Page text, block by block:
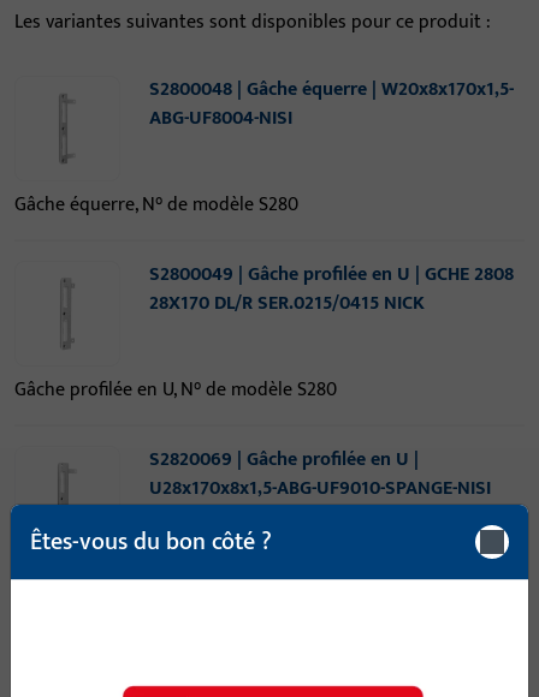
Les variantes suivantes sont disponibles pour ce produit :
S2800048 | Gâche équerre | W20x8x170x1,5-
ABG-UF8004-NISI
Gâche équerre, N° de modèle S280
S2800049 | Gâche profilée en U | GCHE 2808
28X170 DL/R SER.0215/0415 NICK
Gâche profilée en U, N° de modèle S280
S2820069 | Gâche profilée en U |
U28x170x8x1,5-ABG-UF9010-SPANGE-NISI
Gâche profilée en U, N° de modèle S282
Êtes-vous du bon côté ?